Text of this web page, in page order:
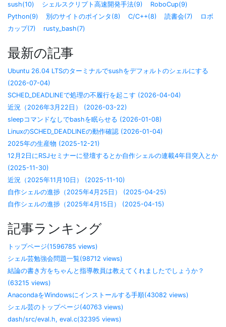
sush(10)
シェルスクリプト高速開発手法(9)
RoboCup(9)
Python(9)
別のサイトのポインタ(8) C/C++(8) 読書会(7)
ロボ
カップ(7)
rusty_bash(7)
最新の記事
Ubuntu 26.04 LTSのターミナルでsushをデフォルトのシェルにする
(2026-07-04)
SCHED_DEADLINEで処理の不履行を起こす (2026-04-04)
近況（2026年3月22日） (2026-03-22)
sleepコマンドなしでbashを眠らせる (2026-01-08)
LinuxのSCHED_DEADLINEの動作確認 (2026-01-04)
2025年の生産物 (2025-12-21)
12月2日にRSJセミナーに登壇するとか自作シェルの連載4年目突入とか
(2025-11-30)
近況（2025年11月10日） (2025-11-10)
自作シェルの進捗（2025年4月25日） (2025-04-25)
自作シェルの進捗（2025年4月15日） (2025-04-15)
記事ランキング
トップページ(1596785 views)
シェル芸勉強会問題一覧(98712 views)
結論の書き方をちゃんと指導教員は教えてくれましたでしょうか？
(63215 views)
AnacondaをWindowsにインストールする手順(43082 views)
シェル芸のトップページ(40763 views)
dash/src/eval.h, eval.c(32395 views)